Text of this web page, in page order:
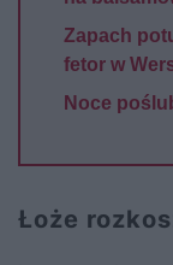
Zapach
fetor w
Noce
Łoże